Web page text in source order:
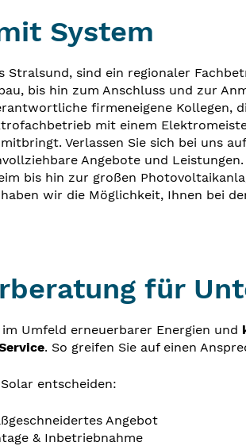
System
Stralsund, sind ein regionaler
bis hin zum Anschluss und zur
firmeneigene Kollegen,
mit einem
Verlassen Sie sich bei uns
Angebote und
bis hin zur großen
wir die Möglichkeit, Ihnen bei
für
Umfeld erneuerbarer Energien und
. So greifen Sie auf einen
entscheiden:
Angebot
& Inbetriebnahme